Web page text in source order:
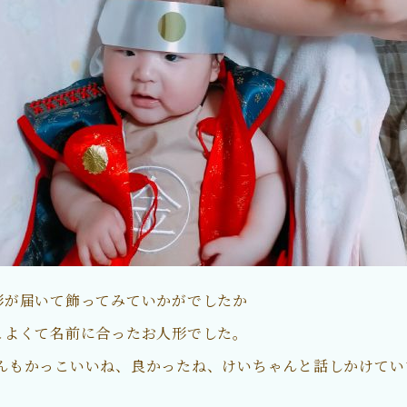
届いて飾ってみていかがでしたか
くて名前に合ったお人形でした。
もかっこいいね、良かったね、けいちゃんと話しかけて